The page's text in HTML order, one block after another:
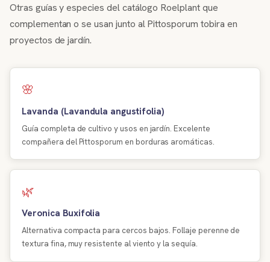
Otras guías y especies del catálogo Roelplant que
complementan o se usan junto al Pittosporum tobira en
proyectos de jardín.
🌸
Lavanda (Lavandula angustifolia)
Guía completa de cultivo y usos en jardín. Excelente
compañera del Pittosporum en borduras aromáticas.
🌿
Veronica Buxifolia
Alternativa compacta para cercos bajos. Follaje perenne de
textura fina, muy resistente al viento y la sequía.